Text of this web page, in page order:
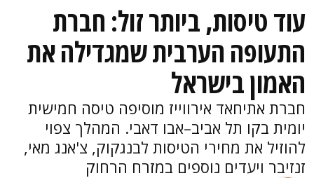
עוד טיסות, ביותר זול: חברת
התעופה הערבית שמגדילה את
האמון בישראל
חברת אתיחאד אירווייז מוסיפה טיסה חמישית
יומית בקו תל אביב–אבו דאבי. המהלך צפוי
להוזיל את מחירי הטיסות לבנגקוק, צ'אנג מאי,
זנזיבר ויעדים נוספים במזרח הרחוק